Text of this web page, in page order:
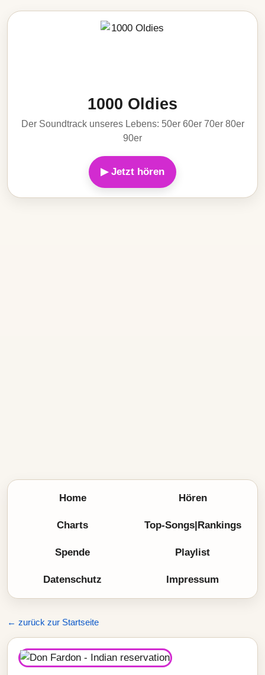
1000 Oldies
Der Soundtrack unseres Lebens: 50er 60er 70er 80er
90er
▶ Jetzt hören
Home Hören
Charts Top-Songs|Rankings
Spende Playlist
Datenschutz Impressum
← zurück zur Startseite